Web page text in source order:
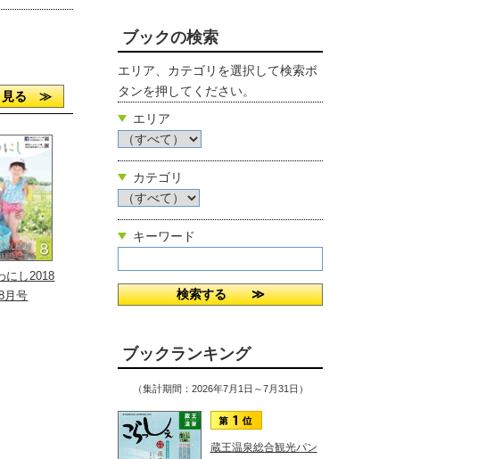
見る ≫
にし2018
月号
ブックの検索
エリア、カテゴリを選択して検索ボ
タンを押してください。
エリア
カテゴリ
キーワード
ブックランキング
（集計期間：2026年7月1日～7月31日）
蔵王温泉総合観光パン